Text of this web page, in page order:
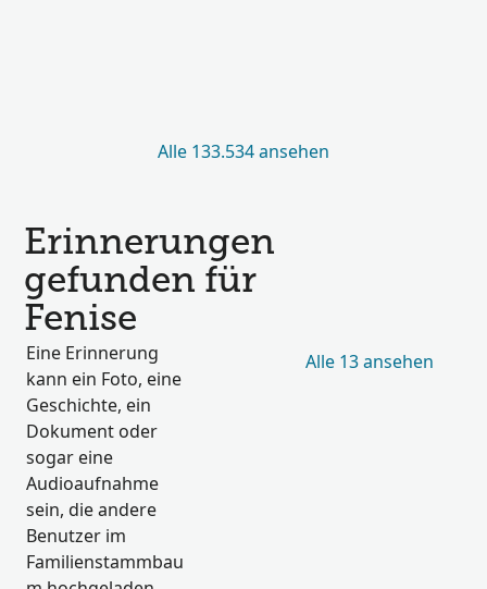
Alle 133.534 ansehen
Erinnerungen
gefunden für
Fenise
Eine Erinnerung
kann ein Foto, eine
Geschichte, ein
Dokument oder
sogar eine
Audioaufnahme
sein, die andere
Benutzer im
Familienstammbau
Alle 13 ansehen